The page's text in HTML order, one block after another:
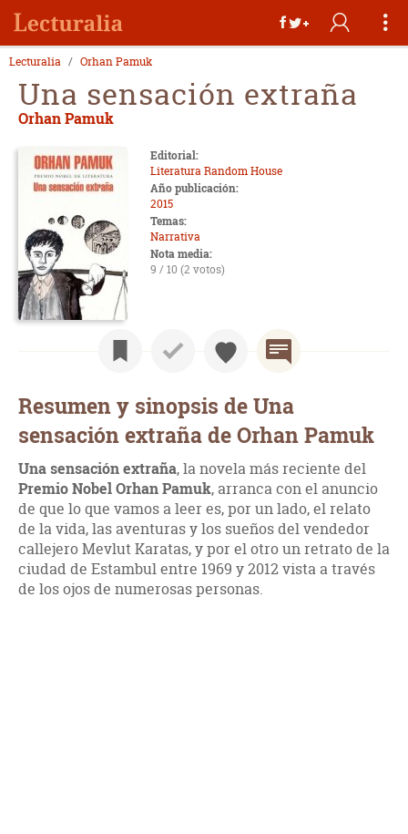
Lecturalia Orhan Pamuk
Una sensación extraña
Orhan Pamuk
Editorial:
Literatura Random House
Año publicación:
2015
Temas:
Narrativa
Nota media:
9 / 10 (2 votos)
Resumen y sinopsis de Una
sensación extraña de Orhan Pamuk
Una sensación extraña, la novela más reciente del
Premio Nobel Orhan Pamuk, arranca con el anuncio
de que lo que vamos a leer es, por un lado, el relato
de la vida, las aventuras y los sueños del vendedor
callejero Mevlut Karatas, y por el otro un retrato de la
ciudad de Estambul entre 1969 y 2012 vista a través
de los ojos de numerosas personas.